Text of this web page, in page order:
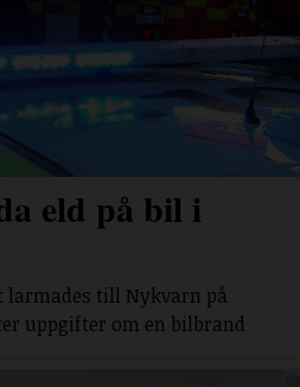
eld på bil i
larmades till Nykvarn på
uppgifter om en bilbrand